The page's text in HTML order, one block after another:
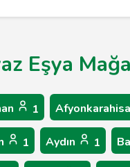
Eşya
1
1 Aydın 1